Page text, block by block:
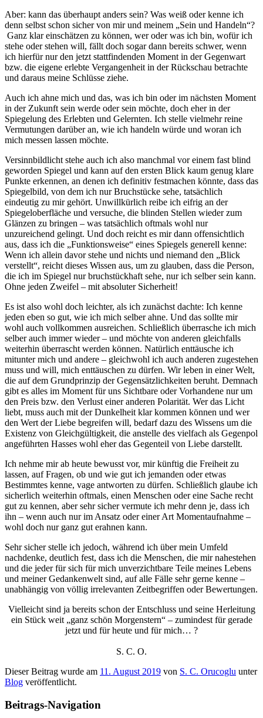
Aber: kann das überhaupt anders sein? Was weiß oder kenne ich
denn selbst schon sicher von mir und meinem „Sein und Handeln“?
Ganz klar einschätzen zu können, wer oder was ich bin, wofür ich
stehe oder stehen will, fällt doch sogar dann bereits schwer, wenn
ich hierfür nur den jetzt stattfindenden Moment in der Gegenwart
bzw. die eigene erlebte Vergangenheit in der Rückschau betrachte
und daraus meine Schlüsse ziehe.
Auch ich ahne mich und das, was ich bin oder im nächsten Moment
in der Zukunft sein werde oder sein möchte, doch eher in der
Spiegelung des Erlebten und Gelernten. Ich stelle vielmehr reine
Vermutungen darüber an, wie ich handeln würde und woran ich
mich messen lassen möchte.
Versinnbildlicht stehe auch ich also manchmal vor einem fast blind
geworden Spiegel und kann auf den ersten Blick kaum genug klare
Punkte erkennen, an denen ich definitiv festmachen könnte, dass das
Spiegelbild, von dem ich nur Bruchstücke sehe, tatsächlich
eindeutig zu mir gehört. Unwillkürlich reibe ich eifrig an der
Spiegeloberfläche und versuche, die blinden Stellen wieder zum
Glänzen zu bringen – was tatsächlich oftmals wohl nur
unzureichend gelingt. Und doch reicht es mir dann offensichtlich
aus, dass ich die „Funktionsweise“ eines Spiegels generell kenne:
Wenn ich allein davor stehe und nichts und niemand den „Blick
verstellt“, reicht dieses Wissen aus, um zu glauben, dass die Person,
die ich im Spiegel nur bruchstückhaft sehe, nur ich selber sein kann.
Ohne jeden Zweifel – mit absoluter Sicherheit!
Es ist also wohl doch leichter, als ich zunächst dachte: Ich kenne
jeden eben so gut, wie ich mich selber ahne. Und das sollte mir
wohl auch vollkommen ausreichen. Schließlich überrasche ich mich
selber auch immer wieder – und möchte von anderen gleichfalls
weiterhin überrascht werden können. Natürlich enttäusche ich
mitunter mich und andere – gleichwohl ich auch anderen zugestehen
muss und will, mich enttäuschen zu dürfen. Wir leben in einer Welt,
die auf dem Grundprinzip der Gegensätzlichkeiten beruht. Demnach
gibt es alles im Moment für uns Sichtbare oder Vorhandene nur um
den Preis bzw. den Verlust einer anderen Polarität. Wer das Licht
liebt, muss auch mit der Dunkelheit klar kommen können und wer
den Wert der Liebe begreifen will, bedarf dazu des Wissens um die
Existenz von Gleichgültigkeit, die anstelle des vielfach als Gegenpol
angeführten Hasses wohl eher das Gegenteil von Liebe darstellt.
Ich nehme mir ab heute bewusst vor, mir künftig die Freiheit zu
lassen, auf Fragen, ob und wie gut ich jemanden oder etwas
Bestimmtes kenne, vage antworten zu dürfen. Schließlich glaube ich
sicherlich weiterhin oftmals, einen Menschen oder eine Sache recht
gut zu kennen, aber sehr sicher vermute ich mehr denn je, dass ich
ihn – wenn auch nur im Ansatz oder einer Art Momentaufnahme –
wohl doch nur ganz gut erahnen kann.
Sehr sicher stelle ich jedoch, während ich über mein Umfeld
nachdenke, deutlich fest, dass ich die Menschen, die mir nahestehen
und die jeder für sich für mich unverzichtbare Teile meines Lebens
und meiner Gedankenwelt sind, auf alle Fälle sehr gerne kenne –
unabhängig von völlig irrelevanten Zeitbegriffen oder Bewertungen.
Vielleicht sind ja bereits schon der Entschluss und seine Herleitung
ein Stück weit „ganz schön Morgenstern“ – zumindest für gerade
jetzt und für heute und für mich… ?
S. C. O.
Dieser Beitrag wurde am 11. August 2019 von S. C. Orucoglu unter
Blog veröffentlicht.
Beitrags-Navigation